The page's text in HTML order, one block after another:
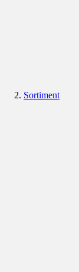
Sortiment